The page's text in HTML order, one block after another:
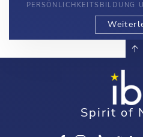
PERSÖNLICHKEITSBILDUNG
Spirit of